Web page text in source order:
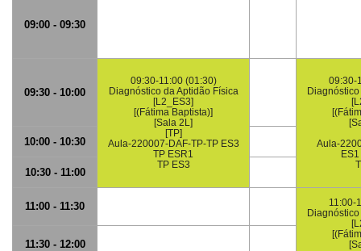
09:00 - 09:30
09:30 - 10:00
09:30-11:00 (01:30)
Diagnóstico da Aptidão Física
[L2_ES3]
[(Fátima Baptista)]
[Sala 2L]
[TP]
Aula-220007-DAF-TP-TP ES3
TP ESR1
TP ES3
09:30-
Aula-
10:00 - 10:30
10:30 - 11:00
11:00 - 11:30
11:00-
11:30 - 12:00